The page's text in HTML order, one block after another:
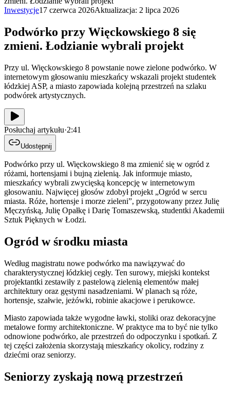
Inwestycje17 czerwca 2026Aktualizacja: 2 lipca 2026
Podwórko przy Więckowskiego 8 się
zmieni. Łodzianie wybrali projekt
Przy ul. Więckowskiego 8 powstanie nowe zielone podwórko. W
internetowym głosowaniu mieszkańcy wskazali projekt studentek
łódzkiej ASP, a miasto zapowiada kolejną przestrzeń na szlaku
podwórek artystycznych.
Posłuchaj artykułu·2:41
Udostępnij
Podwórko przy ul. Więckowskiego 8 ma zmienić się w ogród z
różami, hortensjami i bujną zielenią. Jak informuje miasto,
mieszkańcy wybrali zwycięską koncepcję w internetowym
głosowaniu. Najwięcej głosów zdobył projekt „Ogród w sercu
miasta. Róże, hortensje i morze zieleni”, przygotowany przez Julię
Męczyńską, Julię Opałkę i Darię Tomaszewską, studentki Akademii
Sztuk Pięknych w Łodzi.
Ogród w środku miasta
Według magistratu nowe podwórko ma nawiązywać do
charakterystycznej łódzkiej cegły. Ten surowy, miejski kontekst
projektantki zestawiły z pastelową zielenią elementów małej
architektury oraz gęstymi nasadzeniami. W planach są róże,
hortensje, szałwie, jeżówki, robinie akacjowe i perukowce.
Miasto zapowiada także wygodne ławki, stoliki oraz dekoracyjne
metalowe formy architektoniczne. W praktyce ma to być nie tylko
odnowione podwórko, ale przestrzeń do odpoczynku i spotkań. Z
tej części założenia skorzystają mieszkańcy okolicy, rodziny z
dziećmi oraz seniorzy.
Seniorzy zyskają nową przestrzeń